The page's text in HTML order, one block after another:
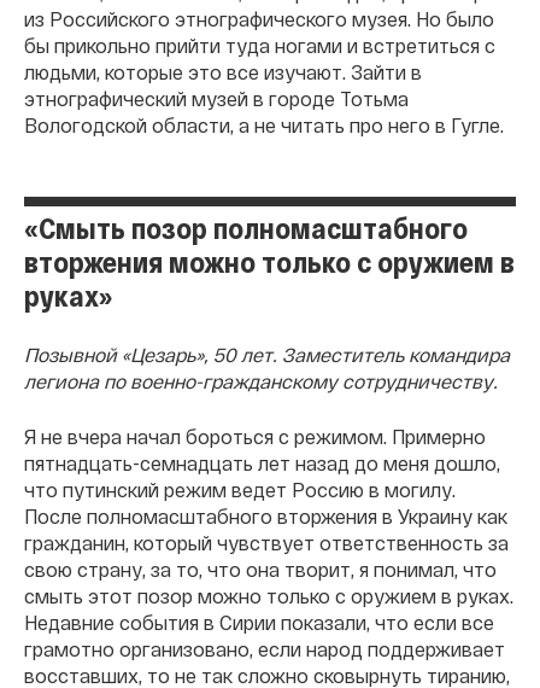
из Российского этнографического музея. Но было
бы прикольно прийти туда ногами и встретиться с
людьми, которые это все изучают. Зайти в
этнографический музей в городе Тотьма
Вологодской области, а не читать про него в Гугле.
«Смыть позор полномасштабного
вторжения можно только с оружием в
руках»
Позывной «Цезарь», 50 лет. Заместитель командира
легиона по военно-гражданскому сотрудничеству.
Я не вчера начал бороться с режимом. Примерно
пятнадцать-семнадцать лет назад до меня дошло,
что путинский режим ведет Россию в могилу.
После полномасштабного вторжения в Украину как
гражданин, который чувствует ответственность за
свою страну, за то, что она творит, я понимал, что
смыть этот позор можно только с оружием в руках.
Недавние события в Сирии показали, что если все
грамотно организовано, если народ поддерживает
восставших, то не так сложно сковырнуть тиранию,